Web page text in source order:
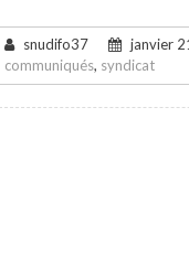
snudifo37 janvier
communiqués, syndicat